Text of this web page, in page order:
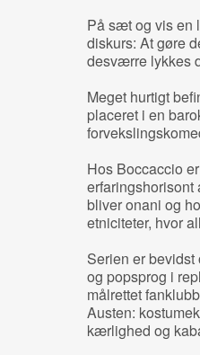
På sæt og vis en
diskurs: At gøre
desværre lykkes
Meget hurtigt
placeret i en
Hos Boccaccio
bliver onani og
etniciteter, hvor
Serien er
og popsprog i
målrettet
Austen:
kærlighed og